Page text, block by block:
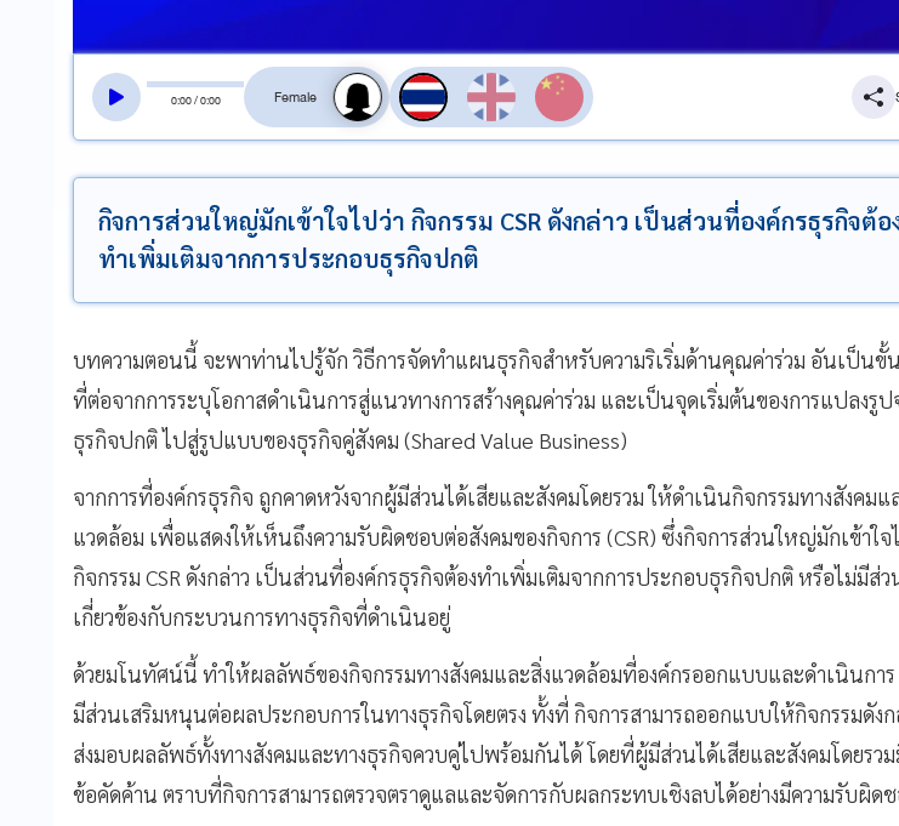
0:00/0:00
สลับเสียงอ่าน
กิจการส่วนใหญ่มักเข้าใจไปว่า กิจกรรม CSR ดังกล่าว เป็นส่วนที่องค์กรธุรกิจต้อ
ทำเพิ่มเติมจากการประกอบธุรกิจปกติ
บทความตอนนี้ จะพาท่านไปรู้จัก วิธีการจัดทำแผนธุรกิจสำหรับความริเริ่มด้านคุณค่าร่วม อันเป็นขั้
ที่ต่อจากการระบุโอกาสดำเนินการสู่แนวทางการสร้างคุณค่าร่วม และเป็นจุดเริ่มต้นของการแปลงรูป
ธุรกิจปกติ ไปสู่รูปแบบของธุรกิจคู่สังคม (Shared Value Business)
จากการที่องค์กรธุรกิจ ถูกคาดหวังจากผู้มีส่วนได้เสียและสังคมโดยรวม ให้ดำเนินกิจกรรมทางสังคมแ
แวดล้อม เพื่อแสดงให้เห็นถึงความรับผิดชอบต่อสังคมของกิจการ (CSR) ซึ่งกิจการส่วนใหญ่มักเข้าใจ
กิจกรรม CSR ดังกล่าว เป็นส่วนที่องค์กรธุรกิจต้องทำเพิ่มเติมจากการประกอบธุรกิจปกติ หรือไม่มีส่ว
เกี่ยวข้องกับกระบวนการทางธุรกิจที่ดำเนินอยู่
ด้วยมโนทัศน์นี้ ทำให้ผลลัพธ์ของกิจกรรมทางสังคมและสิ่งแวดล้อมที่องค์กรออกแบบและดำเนินการ
มีส่วนเสริมหนุนต่อผลประกอบการในทางธุรกิจโดยตรง ทั้งที่ กิจการสามารถออกแบบให้กิจกรรมดังก
ส่งมอบผลลัพธ์ทั้งทางสังคมและทางธุรกิจควบคู่ไปพร้อมกันได้ โดยที่ผู้มีส่วนได้เสียและสังคมโดยรว
ข้อคัดค้าน ตราบที่กิจการสามารถตรวจตราดูแลและจัดการกับผลกระทบเชิงลบได้อย่างมีความรับผิด